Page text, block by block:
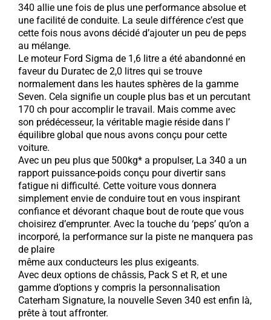
340 allie une fois de plus une performance absolue et
une facilité de conduite. La seule différence c’est que
cette fois nous avons décidé d’ajouter un peu de peps
au mélange.
Le moteur Ford Sigma de 1,6 litre a été abandonné en
faveur du Duratec de 2,0 litres qui se trouve
normalement dans les hautes sphères de la gamme
Seven. Cela signifie un couple plus bas et un percutant
170 ch pour accomplir le travail. Mais comme avec
son prédécesseur, la véritable magie réside dans l’
équilibre global que nous avons conçu pour cette
voiture.
Avec un peu plus que 500kg* a propulser, La 340 a un
rapport puissance-poids conçu pour divertir sans
fatigue ni difficulté. Cette voiture vous donnera
simplement envie de conduire tout en vous inspirant
confiance et dévorant chaque bout de route que vous
choisirez d’emprunter. Avec la touche du ‘peps’ qu’on a
incorporé, la performance sur la piste ne manquera pas
de plaire
même aux conducteurs les plus exigeants.
Avec deux options de châssis, Pack S et R, et une
gamme d’options y compris la personnalisation
Caterham Signature, la nouvelle Seven 340 est enfin là,
prête à tout affronter.